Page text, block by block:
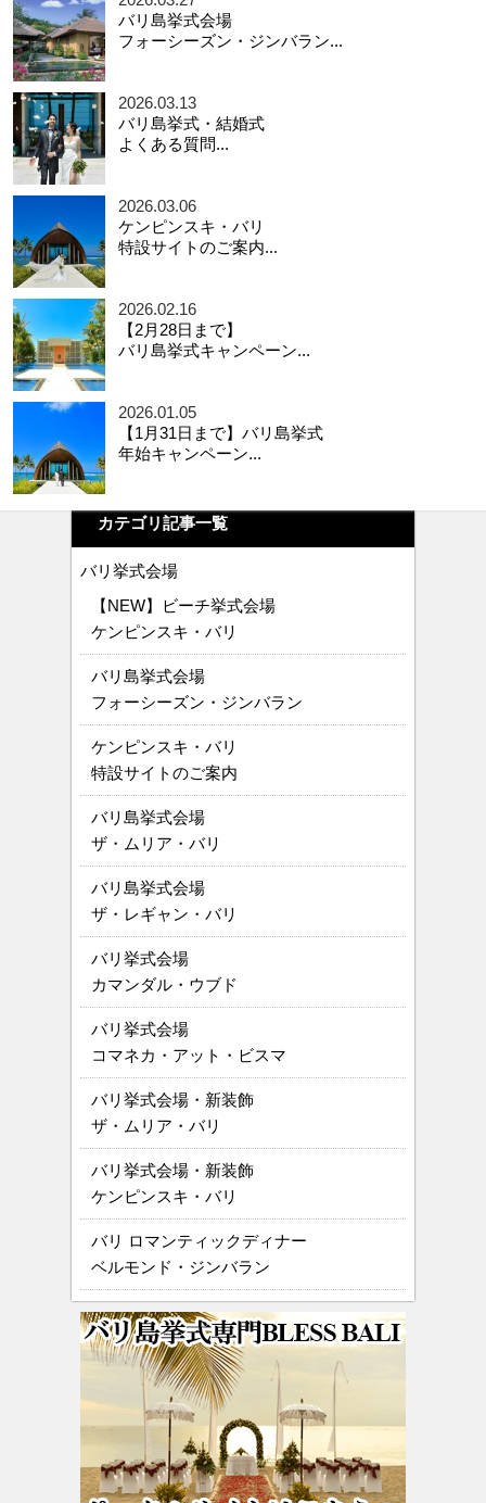
バリ島挙式会場
フォーシーズン・ジンバラン...
2026.03.13
バリ島挙式・結婚式
よくある質問...
2026.03.06
ケンピンスキ・バリ
特設サイトのご案内...
2026.02.16
【2月28日まで】
バリ島挙式キャンペーン...
2026.01.05
【1月31日まで】バリ島挙式
年始キャンペーン...
カテゴリ記事一覧
バリ挙式会場
【NEW】ビーチ挙式会場
ケンピンスキ・バリ
バリ島挙式会場
フォーシーズン・ジンバラン
ケンピンスキ・バリ
特設サイトのご案内
バリ島挙式会場
ザ・ムリア・バリ
バリ島挙式会場
ザ・レギャン・バリ
バリ挙式会場
カマンダル・ウブド
バリ挙式会場
コマネカ・アット・ビスマ
バリ挙式会場・新装飾
ザ・ムリア・バリ
バリ挙式会場・新装飾
ケンピンスキ・バリ
バリ ロマンティックディナー
ベルモンド・ジンバラン